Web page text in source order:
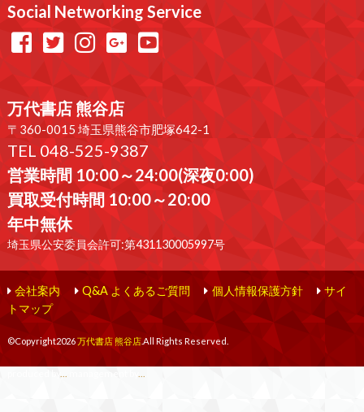
Social Networking Service
万代書店 熊谷店
〒360-0015 埼玉県熊谷市肥塚642-1
TEL 048-525-9387
営業時間 10:00～24:00(深夜0:00)
買取受付時間 10:00～20:00
年中無休
埼玉県公安委員会許可:第431130005997号
会社案内 Q&A よくあるご質問 個人情報保護方針
サイ
トマップ
©Copyright2026万代書店 熊谷店.All Rights Reserved.